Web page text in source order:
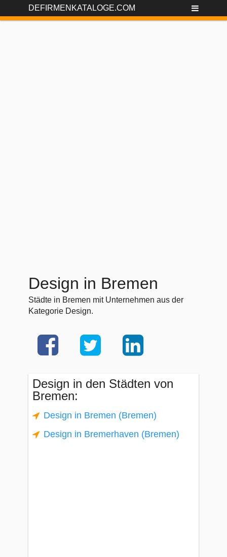
DEFIRMENKATALOGE.COM
Design in Bremen
Städte in Bremen mit Unternehmen aus der
Kategorie Design.
Design in den Städten von
Bremen:
Design in Bremen (Bremen)
Design in Bremerhaven (Bremen)